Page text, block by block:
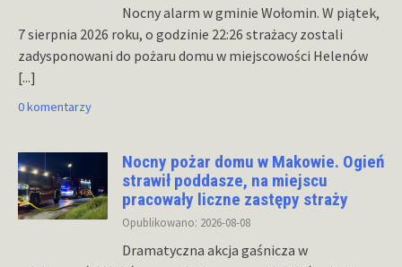
Nocny alarm w gminie Wołomin. W piątek,
7 sierpnia 2026 roku, o godzinie 22:26 strażacy zostali
zadysponowani do pożaru domu w miejscowości Helenów
[...]
0 komentarzy
Nocny pożar domu w Makowie. Ogień
strawił poddasze, na miejscu
pracowały liczne zastępy straży
Opublikowano: 2026-08-08
Dramatyczna akcja gaśnicza w